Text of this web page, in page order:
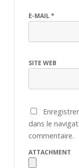
E-MAIL*
SITE WEB
dans le
commentaire.
ATTACHMENT